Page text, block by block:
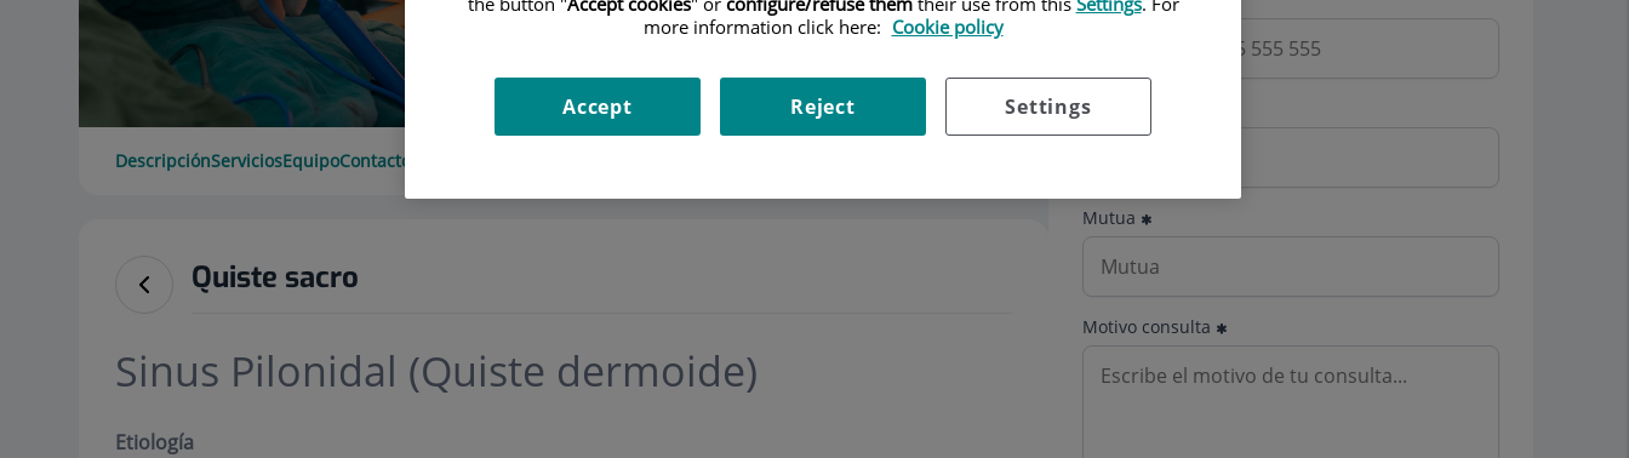
DescripciónServiciosEquipoContacto
Quiste sacro
Sinus Pilonidal (Quiste dermoide)
Etiología
Email
Mutua
Motivo consulta
more information click here: Cookie policy
Settings
Reject
Accept